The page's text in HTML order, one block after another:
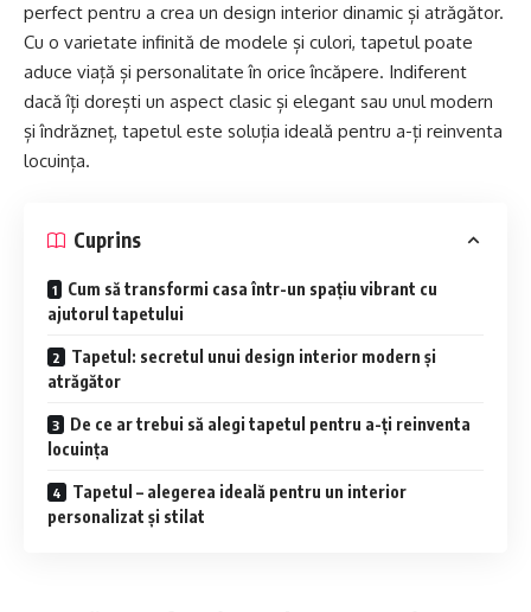
perfect pentru a crea un design interior dinamic și atrăgător.
Cu o varietate infinită de modele și culori, tapetul poate
aduce viață și personalitate în orice încăpere. Indiferent
dacă îți dorești un aspect clasic și elegant sau unul modern
și îndrăzneț, tapetul este soluția ideală pentru a-ți reinventa
locuința.
Cuprins
Cum să transformi casa într-un spațiu vibrant cu
ajutorul tapetului
Tapetul: secretul unui design interior modern și
atrăgător
De ce ar trebui să alegi tapetul pentru a-ți reinventa
locuința
Tapetul – alegerea ideală pentru un interior
personalizat și stilat